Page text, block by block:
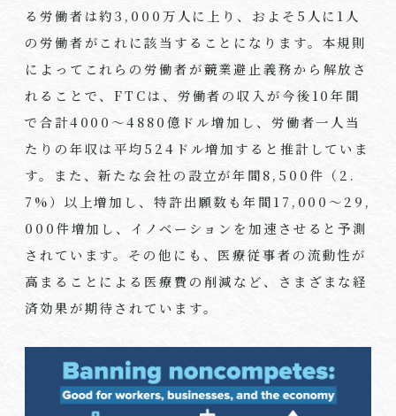
る労働者は約3,000万人に上り、およそ 5 人に 1 人
の労働者がこれに該当することになります。本規則
によってこれらの労働者が競業避止義務から解放さ
れることで、FTCは、労働者の収入が今後10年間
で合計4000 ～4880億ドル増加し、労働者一人当
たりの年収は平均524 ドル増加すると推計していま
す。また、新たな会社の設立が年間8,500件（ 2.
7%）以上増加し、特許出願数も年間17,000 ～29,
000件増加し、イノベーションを加速させると予測
されています。その他にも、医療従事者の流動性が
高まることによる医療費の削減など、さまざまな経
済効果が期待されています。